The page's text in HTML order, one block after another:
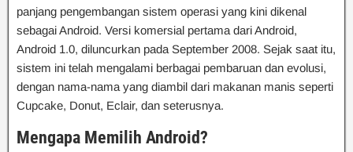
panjang pengembangan sistem operasi yang kini dikenal
sebagai Android. Versi komersial pertama dari Android,
Android 1.0, diluncurkan pada September 2008. Sejak saat itu,
sistem ini telah mengalami berbagai pembaruan dan evolusi,
dengan nama-nama yang diambil dari makanan manis seperti
Cupcake, Donut, Eclair, dan seterusnya.
Mengapa Memilih Android?